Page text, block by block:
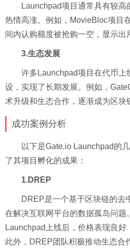
Launchpad项目通常具有较
热情高涨。例如，MovieBloc项目
间内认购额度被抢购一空，显示出
3.生态发展
许多Launchpad项目在代币上
设，实现了长期发展。例如，
术升级和生态合作，逐渐成为区块
成功案例分析
以下是Gate.io Launchpad的
了其项目孵化的成果：
1.DREP
DREP是一个基于区块链的去
在解决互联网平台的数据孤岛问题
Launchpad上线后，价格表现良好
此外，DREP团队积极推动生态合